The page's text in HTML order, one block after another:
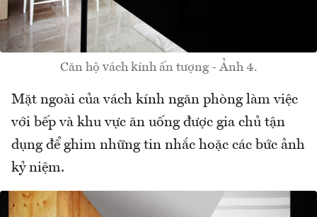
Căn hộ vách kính ấn tượng - Ảnh 4.
Mặt ngoài của vách kính ngăn phòng làm việc
với bếp và khu vực ăn uống được gia chủ tận
dụng để ghim những tin nhắc hoặc các bức ảnh
kỷ niệm.